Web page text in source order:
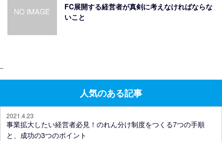
FC展開する経営者が真剣に考えなければならな
いこと
–
人気のある記事
2021.4.23
事業拡大したい経営者必見！のれん分け制度をつくる7つの手順
と、成功の3つのポイント